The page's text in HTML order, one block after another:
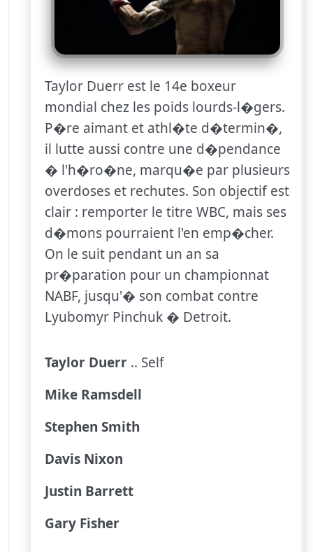
Taylor Duerr est le 14e boxeur
mondial chez les poids lourds-l�gers.
P�re aimant et athl�te d�termin�,
il lutte aussi contre une d�pendance
� l'h�ro�ne, marqu�e par plusieurs
overdoses et rechutes. Son objectif est
clair : remporter le titre WBC, mais ses
d�mons pourraient l'en emp�cher.
On le suit pendant un an sa
pr�paration pour un championnat
NABF, jusqu'� son combat contre
Lyubomyr Pinchuk � Detroit.
Taylor Duerr .. Self
Mike Ramsdell
Stephen Smith
Davis Nixon
Justin Barrett
Gary Fisher